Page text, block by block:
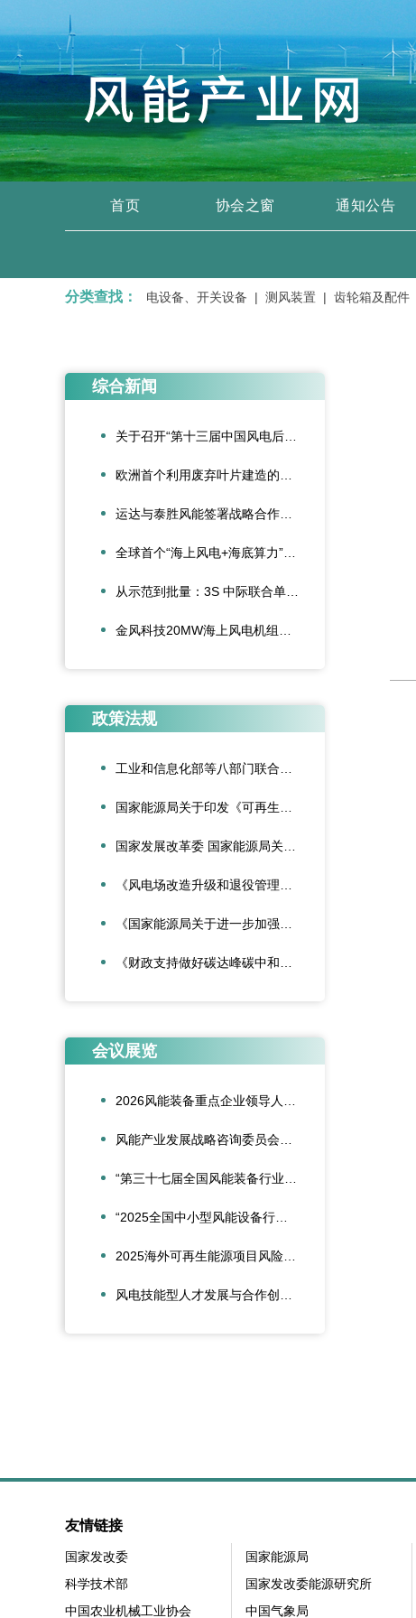
首页 协会之窗 通知公告
分类查找：
变压器、输变电设备、开关设备 | 测风装置 | 齿轮箱及配件 |
综合新闻
政策法规
会议展览
友情链接
国家发改委 国家能源局
科学技术部
国家发改委能源研究所
中国农业机械工业协会
中国气象局